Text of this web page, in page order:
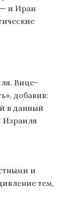
— и Иран
Вице-
добавив:
в данный
Израиля
и
тем,